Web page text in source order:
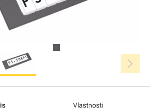
chevron_right
Vlastnosti